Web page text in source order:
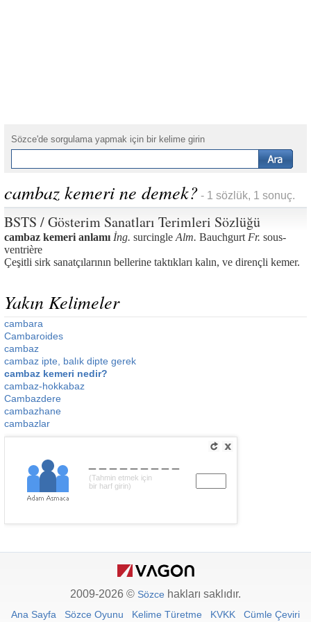
Sözce'de sorgulama yapmak için bir kelime girin
cambaz kemeri ne demek? - 1 sözlük, 1 sonuç.
BSTS / Gösterim Sanatları Terimleri Sözlüğü
cambaz kemeri anlamı İng. surcingle Alm. Bauchgurt Fr. sous-
ventrière
Çeşitli sirk sanatçılarının bellerine taktıkları kalın, ve dirençli kemer.
Yakın Kelimeler
cambara
Cambaroides
cambaz
cambaz ipte, balık dipte gerek
cambaz kemeri nedir?
cambaz-hokkabaz
Cambazdere
cambazhane
cambazlar
(Tahmin etmek için
bir harf girin)
2009-2026 © Sözce hakları saklıdır.
Ana Sayfa Sözce Oyunu Kelime Türetme KVKK Cümle Çeviri